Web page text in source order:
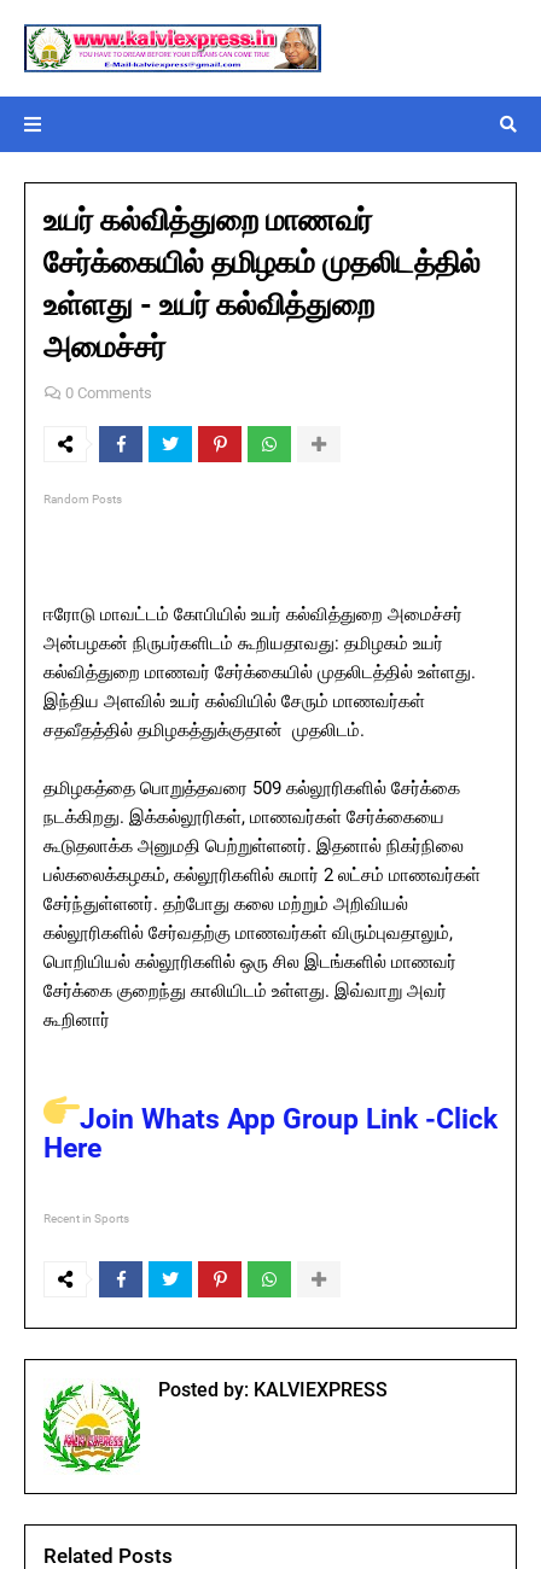
உயர் கல்வித்துறை மாணவர்
சேர்க்கையில் தமிழகம் முதலிடத்தில்
உள்ளது - உயர் கல்வித்துறை
அமைச்சர்
0 Comments
Random Posts
ஈரோடு மாவட்டம் கோபியில் உயர் கல்வித்துறை அமைச்சர்
அன்பழகன் நிருபர்களிடம் கூறியதாவது: தமிழகம் உயர்
கல்வித்துறை மாணவர் சேர்க்கையில் முதலிடத்தில் உள்ளது.
இந்திய அளவில் உயர் கல்வியில் சேரும் மாணவர்கள்
சதவீதத்தில் தமிழகத்துக்குதான் முதலிடம்.
தமிழகத்தை பொறுத்தவரை 509 கல்லூரிகளில் சேர்க்கை
நடக்கிறது. இக்கல்லூரிகள், மாணவர்கள் சேர்க்கையை
கூடுதலாக்க அனுமதி பெற்றுள்ளனர். இதனால் நிகர்நிலை
பல்கலைக்கழகம், கல்லூரிகளில் சுமார் 2 லட்சம் மாணவர்கள்
சேர்ந்துள்ளனர். தற்போது கலை மற்றும் அறிவியல்
கல்லூரிகளில் சேர்வதற்கு மாணவர்கள் விரும்புவதாலும்,
பொறியியல் கல்லூரிகளில் ஒரு சில இடங்களில் மாணவர்
சேர்க்கை குறைந்து காலியிடம் உள்ளது. இவ்வாறு அவர்
கூறினார்
Join Whats App Group Link -Click
Here
Recent in Sports
Posted by: KALVIEXPRESS
Related Posts